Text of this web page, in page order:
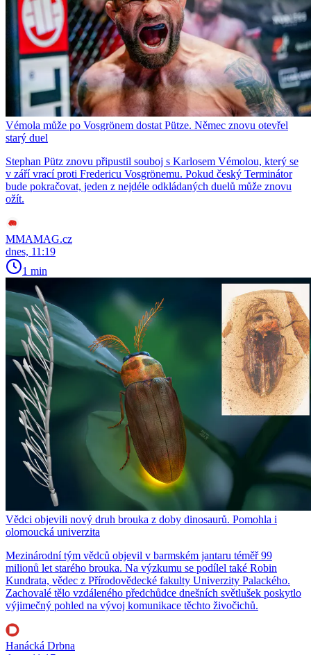
Vémola může po Vosgrönem dostat Pütze. Němec znovu otevřel
starý duel
Stephan Pütz znovu připustil souboj s Karlosem Vémolou, který se
v září vrací proti Fredericu Vosgrönemu. Pokud český Terminátor
bude pokračovat, jeden z nejdéle odkládaných duelů může znovu
ožít.
MMAMAG.cz
dnes, 11:19
1 min
Vědci objevili nový druh brouka z doby dinosaurů. Pomohla i
olomoucká univerzita
Mezinárodní tým vědců objevil v barmském jantaru téměř 99
milionů let starého brouka. Na výzkumu se podílel také Robin
Kundrata, vědec z Přírodovědecké fakulty Univerzity Palackého.
Zachovalé tělo vzdáleného předchůdce dnešních světlušek poskytlo
výjimečný pohled na vývoj komunikace těchto živočichů.
Hanácká Drbna